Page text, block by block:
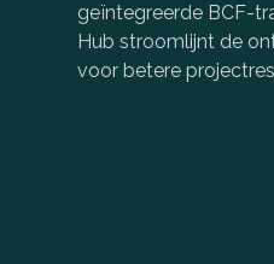
geïntegreerde BCF-
Hub stroomlijnt de
voor betere